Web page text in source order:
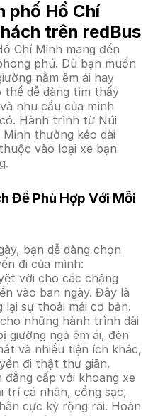
phố Hồ Chí
trên redBus
Chí Minh mang đến
phú. Dù bạn muốn
nằm êm ái hay
thể dễ dàng tìm thấy
nhu cầu của mình
Hành trình từ Núi
thường kéo dài
vào loại xe bạn
Để Phù Hợp Với Mỗi
bạn dễ dàng chọn
đi của mình:
vời cho các chặng
vào ban ngày. Đây là
lại sự thoải mái cơ bản.
những hành trình dài
giường ngả êm ái, đèn
và nhiều tiện ích khác,
đi thật thư giãn.
đẳng cấp với khoang xe
trí cá nhân, cổng sạc,
cực kỳ rộng rãi. Hoàn